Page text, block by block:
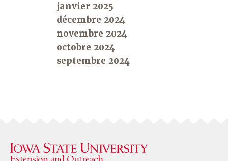
janvier 2025
décembre 2024
novembre 2024
octobre 2024
septembre 2024